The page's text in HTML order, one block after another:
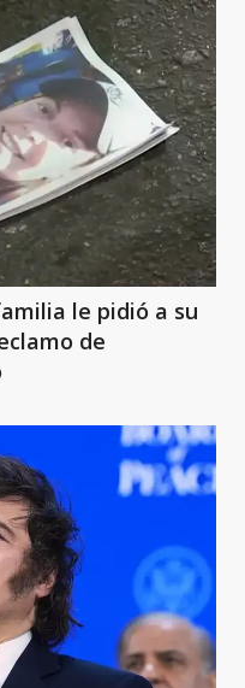
le pidió a su
de